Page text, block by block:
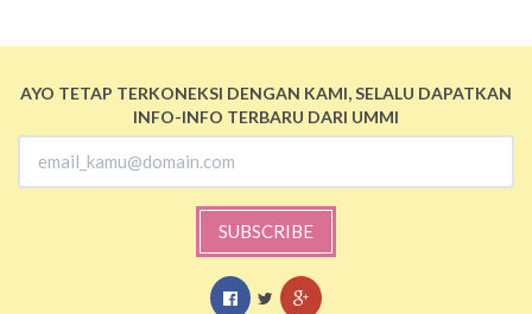
AYO TETAP TERKONEKSI DENGAN KAMI, SELALU DAPATKAN
INFO-INFO TERBARU DARI UMMI
SUBSCRIBE